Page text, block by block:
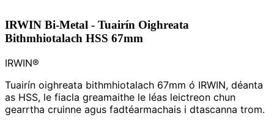
IRWIN Bi-Metal - Tuairín Oighreata
Bithmhiotalach HSS 67mm
IRWIN®
Tuairín oighreata bithmhiotalach 67mm ó IRWIN, déanta
as HSS, le fiacla greamaithe le léas leictreon chun
gearrtha cruinne agus fadtéarmachais i dtascanna trom.